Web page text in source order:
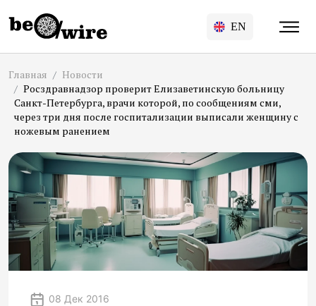
EN
Главная
Новости
Росздравнадзор проверит Елизаветинскую больницу
Санкт-Петербурга, врачи которой, по сообщениям сми,
через три дня после госпитализации выписали женщину с
ножевым ранением
08 Дек 2016